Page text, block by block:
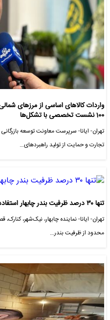
واردات کالاهای اساسی از مرزهای
100 نشست تخصصی با تشکل‌ها
تهران- ایانا- سرپرست معاونت توسعه
تجارت و حمایت از تولید راهبردهای…
تنها ۳۰ درصد ظرفیت بندر چابهار استفاده می‌شود
تهران- ایانا- نماینده چابهار، نیک‌شهر، کنارک،
محدود از ظرفیت بندر…